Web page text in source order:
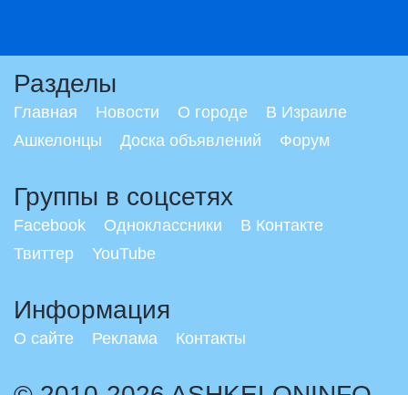
Разделы
Главная Новости О городе
В Израиле
Ашкелонцы
Доска объявлений Форум
Группы в соцсетях
Facebook Одноклассники
В Контакте
Твиттер
YouTube
Информация
О сайте Реклама Контакты